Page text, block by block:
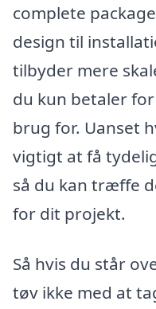
complete
design til
tilbyder mere
du kun betaler
brug for. Uanset
vigtigt at få
så du kan træffe
for dit projekt.
Så hvis du står
tøv ikke med at